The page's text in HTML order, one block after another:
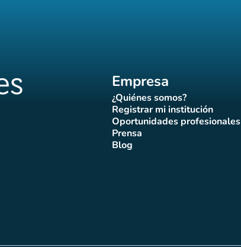
Empresa
¿Quiénes somos?
(nueva pestaña)
Registrar mi institución
(nueva pestaña)
Oportunidades profesionales
(nueva pestaña)
Prensa(nueva pestaña)
Blog(nueva pestaña)